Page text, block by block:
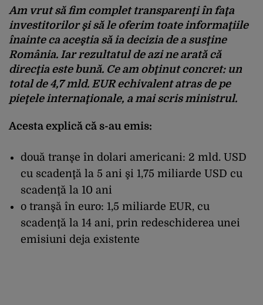
Am vrut să fim complet transparenţi în faţa
investitorilor şi să le oferim toate informaţiile
înainte ca aceştia să ia decizia de a susţine
România. Iar rezultatul de azi ne arată că
direcţia este bună. Ce am obţinut concret: un
total de 4,7 mld. EUR echivalent atras de pe
pieţele internaţionale, a mai scris ministrul.
Acesta explică că s-au emis:
două tranşe în dolari americani: 2 mld. USD
cu scadenţă la 5 ani şi 1,75 miliarde USD cu
scadenţă la 10 ani
o tranşă în euro: 1,5 miliarde EUR, cu
scadenţă la 14 ani, prin redeschiderea unei
emisiuni deja existente